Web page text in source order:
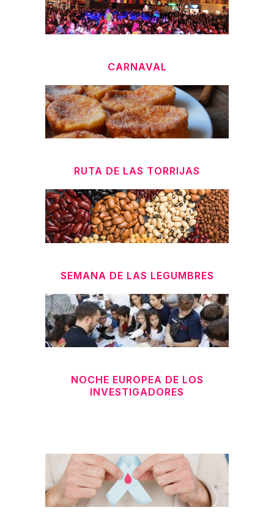
CARNAVAL
RUTA DE LAS TORRIJAS
SEMANA DE LAS LEGUMBRES
NOCHE EUROPEA DE LOS
INVESTIGADORES